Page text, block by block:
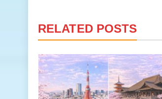
RELATED POSTS